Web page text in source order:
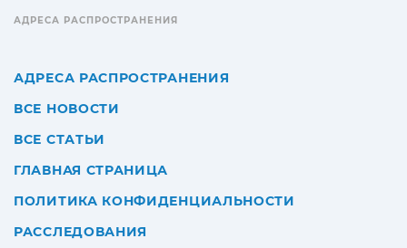
АДРЕСА РАСПРОСТРАНЕНИЯ
АДРЕСА РАСПРОСТРАНЕНИЯ
ВСЕ НОВОСТИ
ВСЕ СТАТЬИ
ГЛАВНАЯ СТРАНИЦА
ПОЛИТИКА КОНФИДЕНЦИАЛЬНОСТИ
РАССЛЕДОВАНИЯ